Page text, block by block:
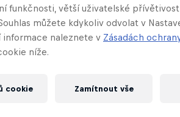
funkčnosti, větší uživatelské
můžete kdykoliv odvolat v
informace naleznete v Zásadách
níže.
cookie Zamítnout vše